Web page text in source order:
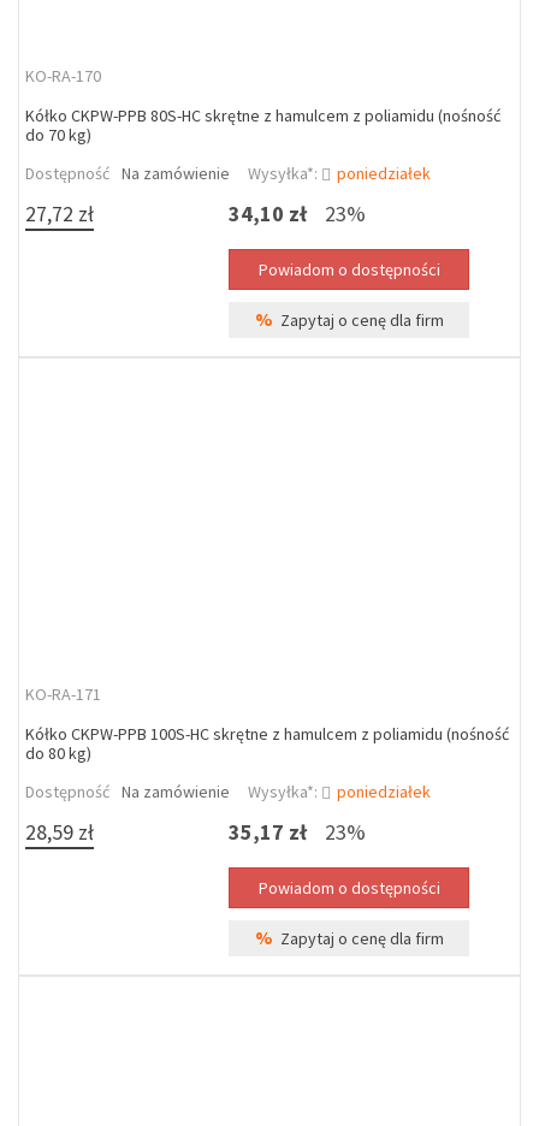
KO-RA-170
Kółko CKPW-PPB 80S-HC skrętne z hamulcem z poliamidu (nośność
do 70 kg)
Dostępność Na zamówienie Wysyłka*: poniedziałek
27,72 zł 34,10 zł 23%
% Zapytaj o cenę dla firm
KO-RA-171
Kółko CKPW-PPB 100S-HC skrętne z hamulcem z poliamidu (nośność
do 80 kg)
Dostępność Na zamówienie Wysyłka*: poniedziałek
28,59 zł 35,17 zł 23%
% Zapytaj o cenę dla firm